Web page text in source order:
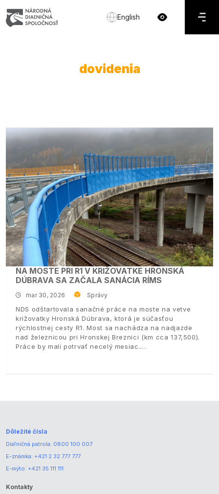
English
dovidenia
NA MOSTE PRI R1 V KRIŽOVATKE HRONSKÁ
DÚBRAVA SA ZAČALA SANÁCIA RÍMS
mar 30, 2026 Správy
NDS odštartovala sanačné práce na moste na vetve
križovatky Hronská Dúbrava, ktorá je súčasťou
rýchlostnej cesty R1. Most sa nachádza na nadjazde
nad železnicou pri Hronskej Breznici (km cca 137,500).
Práce by mali potrvať necelý mesiac.
Dôležité čísla
Diaľničná patrola: 0800 100 007
E-známka: +421 2 32 777 777
E-mýto: +421 35 111 111
Kontakty